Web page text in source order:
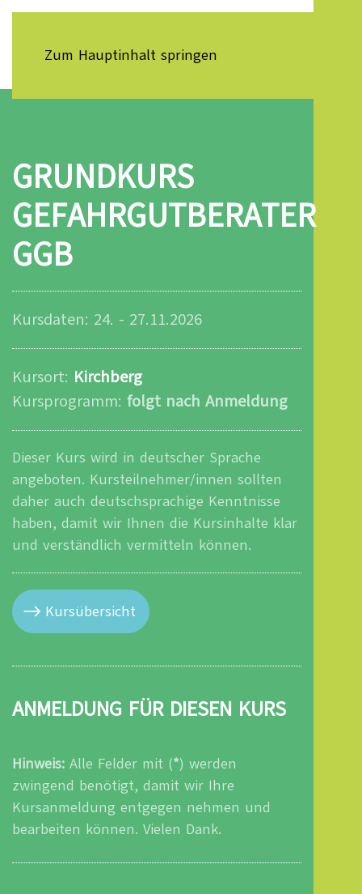
Zum Hauptinhalt springen
GRUNDKURS
GEFAHRGUTBERATER
GGB
Kursdaten: 24. - 27.11.2026
Kursort: Kirchberg
Kursprogramm: folgt nach Anmeldung
Dieser Kurs wird in deutscher Sprache
angeboten. Kursteilnehmer/innen sollten
daher auch deutschsprachige Kenntnisse
haben, damit wir Ihnen die Kursinhalte klar
und verständlich vermitteln können.
Kursübersicht
ANMELDUNG FÜR DIESEN KURS
Hinweis: Alle Felder mit (*) werden
zwingend benötigt, damit wir Ihre
Kursanmeldung entgegen nehmen und
bearbeiten können. Vielen Dank.